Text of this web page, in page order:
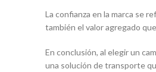
La confianza en la marca se
también el valor agregado
En conclusión, al elegir un
una solución de transporte